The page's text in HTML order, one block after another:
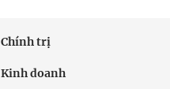
Chính trị
Kinh doanh